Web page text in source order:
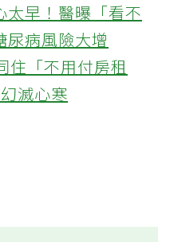
早！醫曝「看不
尿病風險大增
住「不用付房租
滅心寒